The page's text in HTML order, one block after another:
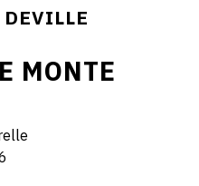
MONTE